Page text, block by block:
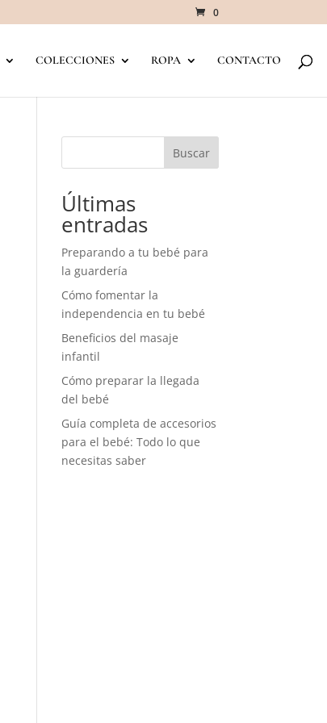
0
COLECCIONES ROPA CONTACTO
Buscar
Últimas
entradas
Preparando a tu bebé para
la guardería
Cómo fomentar la
independencia en tu bebé
Beneficios del masaje
infantil
Cómo preparar la llegada
del bebé
Guía completa de accesorios
para el bebé: Todo lo que
necesitas saber